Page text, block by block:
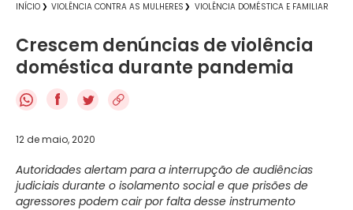
INÍCIO VIOLÊNCIA CONTRA AS MULHERES VIOLÊNCIA DOMÉSTICA E FAMILIAR
Crescem denúncias de violência
doméstica durante pandemia
f
12 de maio, 2020
Autoridades alertam para a interrupção de audiências
judiciais durante o isolamento social e que prisões de
agressores podem cair por falta desse instrumento